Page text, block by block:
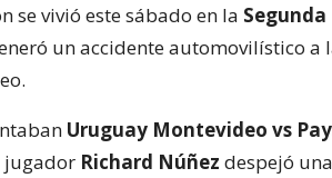
se vivió este sábado en la
un accidente automovilístico a
Uruguay Montevideo vs
jugador Richard Núñez despejó